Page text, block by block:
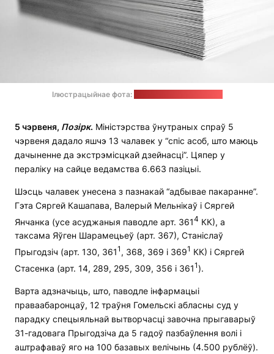
Ілюстрацыйнае фота:
5 чэрвеня, Позірк. Міністэрства ўнутраных спраў 5
чэрвеня дадало яшчэ 13 чалавек у “спіс асоб, што маюць
дачыненне да экстрэмісцкай дзейнасці”. Цяпер у
пераліку на сайце ведамства 6.663 пазіцыі.
Шэсць чалавек унесена з пазнакай “адбывае пакаранне”.
Гэта Сяргей Кашапава, Валерый Мельнікаў і Сяргей
Янчанка (усе асуджаныя паводле арт. 3614 КК), а
таксама Яўген Шарамецьеў (арт. 367), Станіслаў
Прыгодзіч (арт. 130, 3611 , 368, 369 і 3691 КК) і Сяргей
Стасенка (арт. 14, 289, 295, 309, 356 і 3611).
Варта адзначыць, што, паводле інфармацыі
праваабаронцаў, 12 траўня Гомельскі абласны суд у
парадку спецыяльнай вытворчасці завочна прыгаварыў
31-гадовага Прыгодзіча да 5 гадоў пазбаўлення волі і
аштрафаваў яго на 100 базавых велічынь (4.500 рублёў).